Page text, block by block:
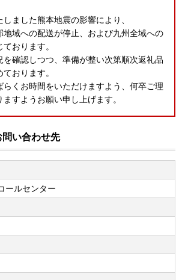
ました熊本地震の影響により、
地域への配送が停止、および九州全域への
おります。
を確認しつつ、準備が整い次第順次返礼品
おります。
らくお時間をいただけますよう、何卒ご理
すようお願い申し上げます。
い合わせ先
ールセンター